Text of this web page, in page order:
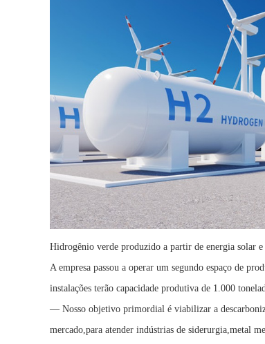
Hidrogênio verde produzido a partir de energia solar
A empresa passou a operar um segundo espaço de
instalações terão capacidade produtiva de 1.000
— Nosso objetivo primordial é viabilizar a
mercado,para atender indústrias de siderurgia,metal